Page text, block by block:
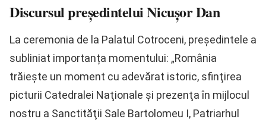
Discursul președintelui Nicușor Dan
La ceremonia de la Palatul Cotroceni, președintele a
subliniat importanța momentului: „România
trăieşte un moment cu adevărat istoric, sfinţirea
picturii Catedralei Naţionale şi prezenţa în mijlocul
nostru a Sanctităţii Sale Bartolomeu I, Patriarhul